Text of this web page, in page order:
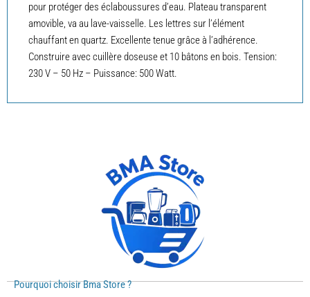
pour protéger des éclaboussures d’eau. Plateau transparent
amovible, va au lave-vaisselle. Les lettres sur l’élément
chauffant en quartz. Excellente tenue grâce à l’adhérence.
Construire avec cuillère doseuse et 10 bâtons en bois. Tension:
230 V – 50 Hz – Puissance: 500 Watt.
Pourquoi choisir Bma Store ?